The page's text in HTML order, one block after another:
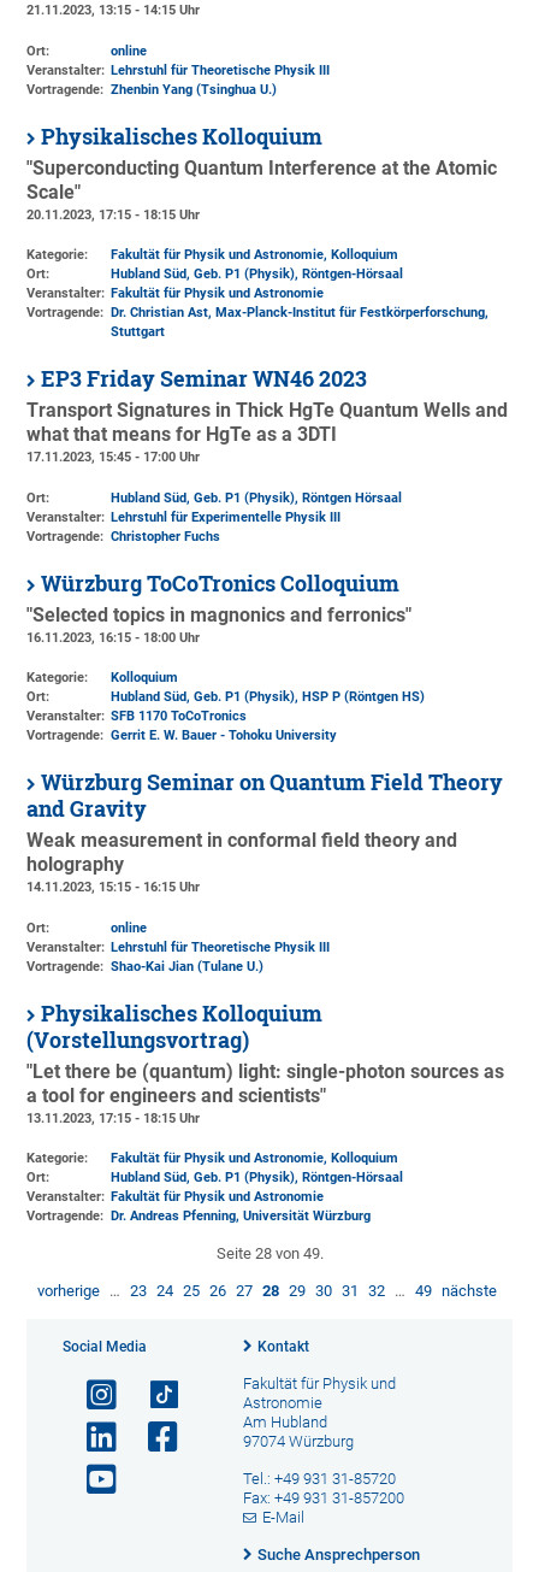
21.11.2023, 13:15 - 14:15 Uhr
Ort:
online
Veranstalter: Lehrstuhl für Theoretische Physik III
Vortragende: Zhenbin Yang (Tsinghua U.)
Physikalisches Kolloquium
"Superconducting Quantum Interference at the Atomic
Scale"
20.11.2023, 17:15 - 18:15 Uhr
Kategorie:
Fakultät für Physik und Astronomie, Kolloquium
Ort:
Hubland Süd, Geb. P1 (Physik), Röntgen-Hörsaal
Veranstalter: Fakultät für Physik und Astronomie
Vortragende:
Dr. Christian Ast, Max-Planck-Institut für Festkörperforschung,
Stuttgart
EP3 Friday Seminar WN46 2023
Transport Signatures in Thick HgTe Quantum Wells and
what that means for HgTe as a 3DTI
17.11.2023, 15:45 - 17:00 Uhr
Ort: Hubland Süd, Geb. P1 (Physik), Röntgen Hörsaal
Veranstalter: Lehrstuhl für Experimentelle Physik III
Vortragende: Christopher Fuchs
Würzburg ToCoTronics Colloquium
"Selected topics in magnonics and ferronics"
16.11.2023, 16:15 - 18:00 Uhr
Kategorie:
Kolloquium
Ort:
Hubland Süd, Geb. P1 (Physik), HSP P (Röntgen HS)
Veranstalter: SFB 1170 ToCoTronics
Vortragende: Gerrit E. W. Bauer - Tohoku University
Würzburg Seminar on Quantum Field Theory
and Gravity
Weak measurement in conformal field theory and
holography
14.11.2023, 15:15 - 16:15 Uhr
Ort:
online
Veranstalter: Lehrstuhl für Theoretische Physik III
Vortragende: Shao-Kai Jian (Tulane U.)
Physikalisches Kolloquium
(Vorstellungsvortrag)
"Let there be (quantum) light: single-photon sources as
a tool for engineers and scientists"
13.11.2023, 17:15 - 18:15 Uhr
Kategorie:
Fakultät für Physik und Astronomie, Kolloquium
Ort:
Hubland Süd, Geb. P1 (Physik), Röntgen-Hörsaal
Veranstalter: Fakultät für Physik und Astronomie
Vortragende:
Dr. Andreas Pfenning, Universität Würzburg
Seite 28 von 49.
vorherige … 23 24 25 26 27 28 29 30 31 32 … 49 nächste
Social Media Kontakt
Fakultät für Physik und
Astronomie
Am Hubland
97074 Würzburg
Tel.: +49 931 31-85720
Fax: +49 931 31-857200
E-Mail
Suche Ansprechperson